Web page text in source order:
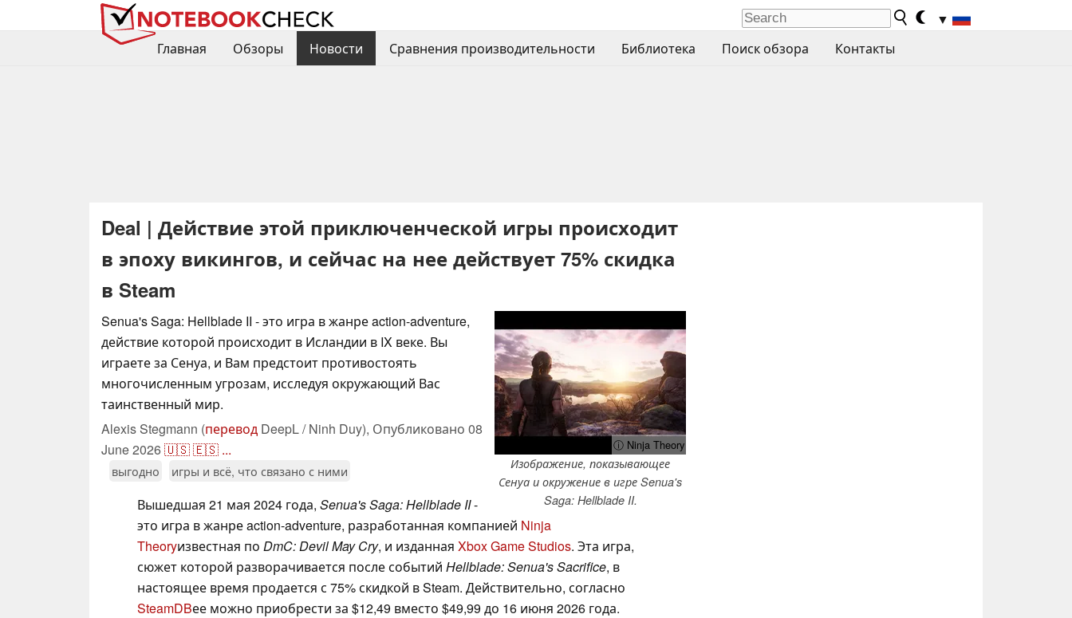
▼
Главная
Обзоры Новости Сравнения производительности Библиотека Поиск обзора Контакты
Deal | Действие этой приключенческой игры происходит
в эпоху викингов, и сейчас на нее действует 75% скидка
в Steam
ⓘ Ninja Theory
Изображение, показывающее
Сенуа и окружение в игре Senua's
Saga: Hellblade II.
Senua's Saga: Hellblade II - это игра в жанре action-adventure,
действие которой происходит в Исландии в IX веке. Вы
играете за Сенуа, и Вам предстоит противостоять
многочисленным угрозам, исследуя окружающий Вас
таинственный мир.
Alexis Stegmann (перевод DeepL / Ninh Duy), Опубликовано 08
June 2026🇺🇸🇪🇸 ...
выгодно игры и всё, что связано с ними
Вышедшая 21 мая 2024 года, Senua's Saga: Hellblade II-
это игра в жанре action-adventure, разработанная компанией Ninja
Theoryизвестная по DmC: Devil May Cry, и изданная Xbox Game Studios. Эта игра,
сюжет которой разворачивается после событий Hellblade: Senua's Sacrifice, в
настоящее время продается с 75% скидкой в Steam. Действительно, согласно
SteamDBее можно приобрести за $12,49 вместо $49,99 до 16 июня 2026 года.